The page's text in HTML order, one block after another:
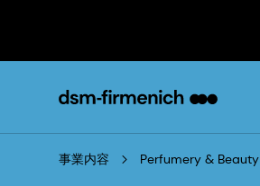
事業内容 Perfumery & Beauty